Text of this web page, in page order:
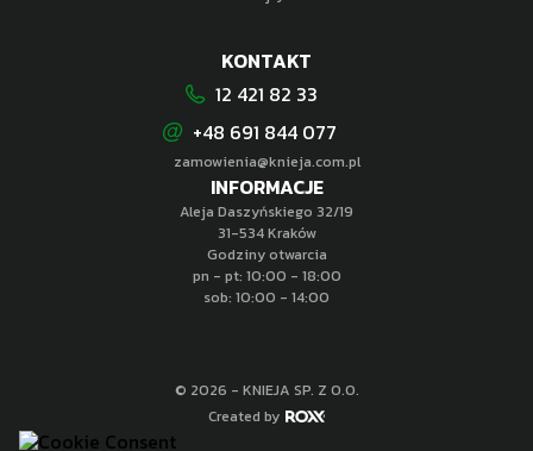
INFORMACJE
Aleja Daszyńskiego 32/19
31-534 Kraków
Godziny otwarcia
pn - pt: 10:00 - 18:00
sob: 10:00 - 14:00
KONTAKT
12 421 82 33
+48 691 844 077
zamowienia@knieja.com.pl
© 2026 - KNIEJA SP. Z O.O.
Created by